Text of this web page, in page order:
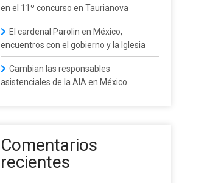
en el 11º concurso en Taurianova
El cardenal Parolin en México,
encuentros con el gobierno y la Iglesia
Cambian las responsables
asistenciales de la AIA en México
Comentarios
recientes